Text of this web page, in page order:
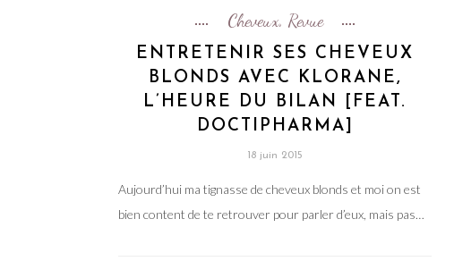
Cheveux, Revue
ENTRETENIR SES CHEVEUX
BLONDS AVEC KLORANE,
L’HEURE DU BILAN [FEAT.
DOCTIPHARMA]
18 juin 2015
Aujourd’hui ma tignasse de cheveux blonds et moi on est
bien content de te retrouver pour parler d’eux, mais pas…